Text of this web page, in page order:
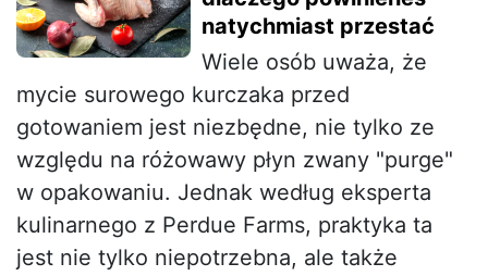
natychmiast przestać
Wiele osób uważa, że
mycie surowego kurczaka przed
gotowaniem jest niezbędne, nie tylko ze
względu na różowawy płyn zwany "purge"
w opakowaniu. Jednak według eksperta
kulinarnego z Perdue Farms, praktyka ta
jest nie tylko niepotrzebna, ale także